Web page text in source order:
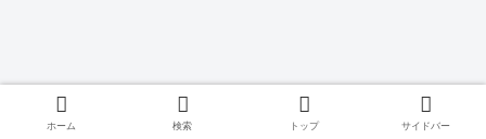
ホーム 検索 トップ サイドバー